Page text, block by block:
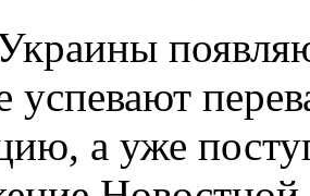
успевают
а уже